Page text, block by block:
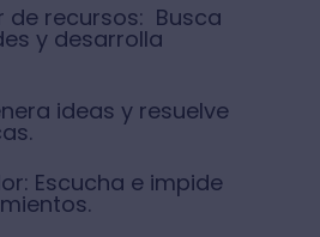
de recursos: Busca
y desarrolla
ideas y resuelve
Escucha e impide